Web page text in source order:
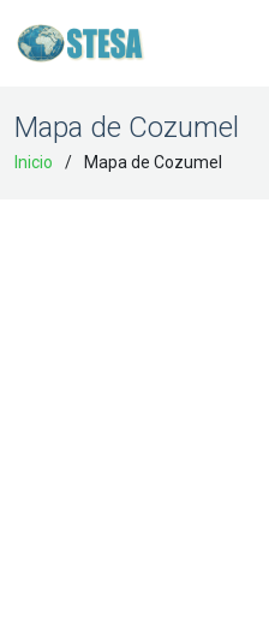
Mapa de Cozumel
Inicio Mapa de Cozumel